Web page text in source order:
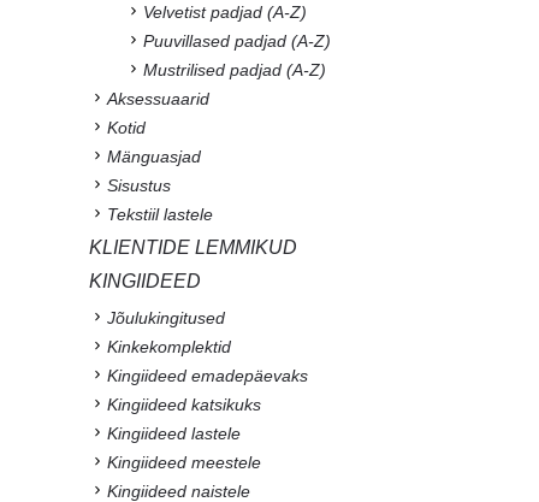
Velvetist padjad (A-Z)
Puuvillased padjad (A-Z)
Mustrilised padjad (A-Z)
Aksessuaarid
Kotid
Mänguasjad
Sisustus
Tekstiil lastele
KLIENTIDE LEMMIKUD
KINGIIDEED
Jõulukingitused
Kinkekomplektid
Kingiideed emadepäevaks
Kingiideed katsikuks
Kingiideed lastele
Kingiideed meestele
Kingiideed naistele